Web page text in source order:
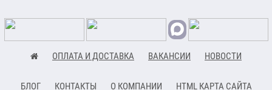
ОПЛАТА И ДОСТАВКА ВАКАНСИИ НОВОСТИ
БЛОГ КОНТАКТЫ О КОМПАНИИ HTML КАРТА САЙТА